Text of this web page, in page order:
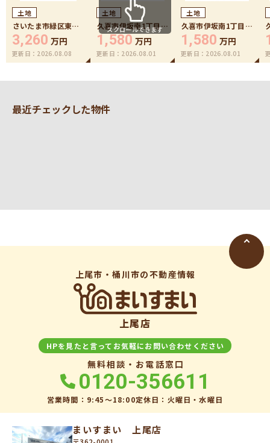
土地
さいたま市緑区東浦
和7丁目6号地
3,260 万円
更新日： 2026.08.08
土地
久喜市伊坂南1丁目6
号地
1,580 万円
更新日： 2026.08.01
土地
久喜市伊坂南1丁目5
号地
1,580 万円
更新日： 2026.08.01
スクロールできます
最近チェックした物件
上尾市・桶川市の不動産情報
上尾店
HPを見たと言ってお気軽にお問い合わせください
無料相談・お電話窓口
0120-356611
営業時間：9:45〜18:00定休日：火曜日・水曜日
まいすまい 上尾店